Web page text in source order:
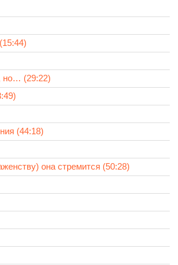
но… (29:22)
(44:18)
она стремится (50:28)